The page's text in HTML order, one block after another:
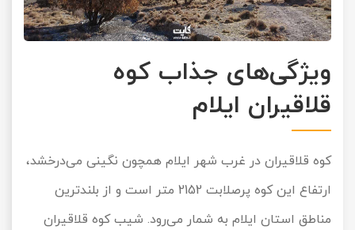
ویژگی‌های جذاب کوه
قلاقیران ایلام
کوه قلاقیران در غرب شهر ایلام همچون نگینی می‌درخشد،
ارتفاع این کوه پرصلابت 2152 متر است و از بلندترین
مناطق استان ایلام به شمار می‌رود. شیب کوه قلاقیران